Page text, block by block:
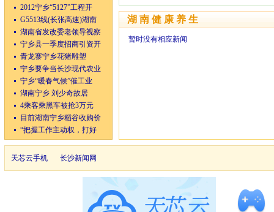
2012宁乡“5127”工程开
G5513线(长张高速)湖南
湖南省发改委老领导视察
宁乡县一季度招商引资开
青龙寨宁乡花猪雕塑
宁乡要争当长沙现代农业
宁乡“暖春气候”催工业
湖南宁乡 刘少奇故居
4乘客乘黑车被抢3万元
目前湖南宁乡稻谷收购价
“把握工作主动权，打好
湖南健康养生
暂时没有相应新闻
天芯云手机 长沙新闻网